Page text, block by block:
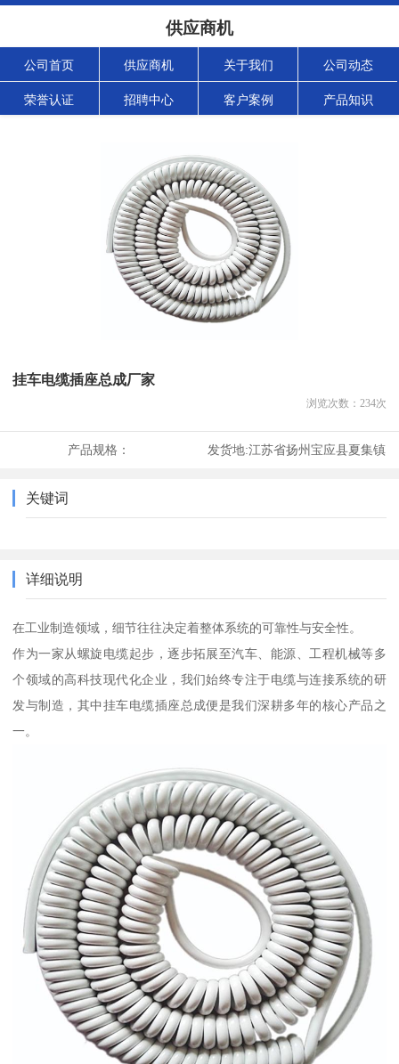
供应商机
公司首页 供应商机 关于我们 公司动态
荣誉认证 招聘中心 客户案例 产品知识
挂车电缆插座总成厂家
浏览次数： 234次
产品规格： 发货地:江苏省扬州宝应县夏集镇
关键词
详细说明
在工业制造领域，细节往往决定着整体系统的可靠性与安全性。
作为一家从螺旋电缆起步，逐步拓展至汽车、能源、工程机械等多
个领域的高科技现代化企业，我们始终专注于电缆与连接系统的研
发与制造，其中挂车电缆插座总成便是我们深耕多年的核心产品之
一。